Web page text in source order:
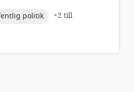
politik
+2 till